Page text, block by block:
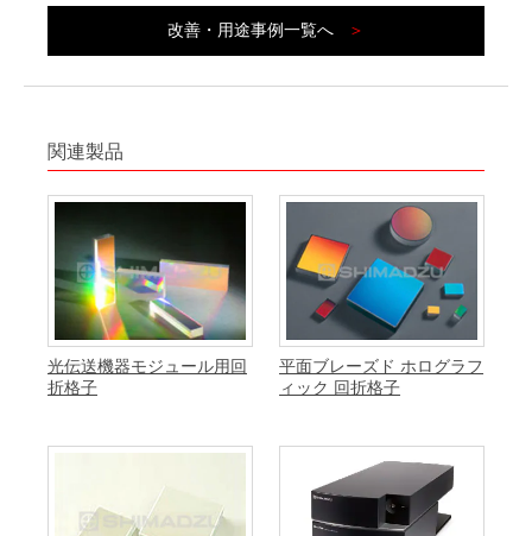
改善・用途事例一覧へ ＞
関連製品
光伝送機器モジュール用回
折格子
平面ブレーズド ホログラフ
ィック 回折格子